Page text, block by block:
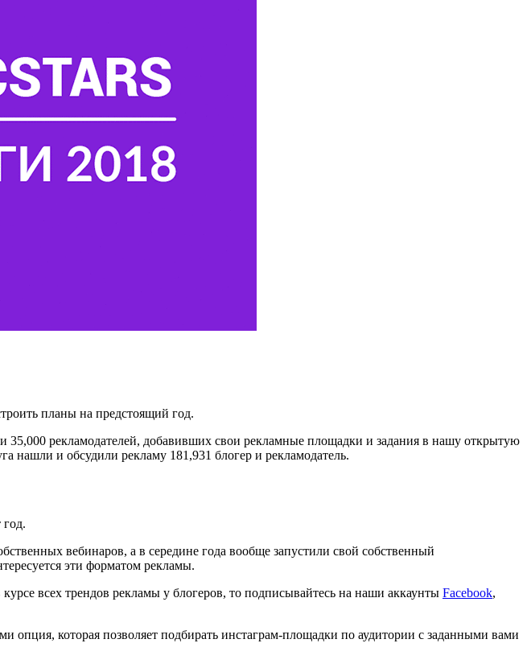
планы на предстоящий год.
35,000 рекламодателей, добавивших свои рекламные площадки и задания в нашу открытую
нашли и обсудили рекламу 181,931 блогер и рекламодатель.
вебинаров, а в середине года вообще запустили свой собственный
эти форматом рекламы.
всех трендов рекламы у блогеров, то подписывайтесь на наши аккаунты Facebook,
опция, которая позволяет подбирать инстаграм-площадки по аудитории с заданными вами